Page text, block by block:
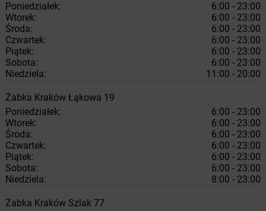
Poniedziałek:
6:00 - 23:00
Wtorek:
6:00 - 23:00
Środa:
6:00 - 23:00
Czwartek:
6:00 - 23:00
Piątek:
6:00 - 23:00
Sobota:
6:00 - 23:00
Niedziela:
11:00 - 20:00
Żabka Kraków Łąkowa 19
Poniedziałek:
6:00 - 23:00
Wtorek:
6:00 - 23:00
Środa:
6:00 - 23:00
Czwartek:
6:00 - 23:00
Piątek:
6:00 - 23:00
Sobota:
6:00 - 23:00
Niedziela:
8:00 - 23:00
Żabka Kraków Szlak 77